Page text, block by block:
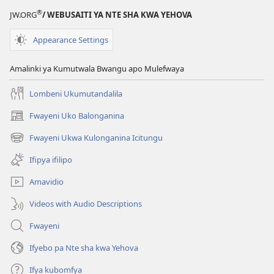
Cinshi
JW.ORG®/ WEBUSAITI YA NTE SHA KWA YEHOVA
Appearance Settings
Amalinki ya Kumutwala Bwangu apo Mulefwaya
Lombeni Ukumutandalila
Fwayeni Uko Balonganina
(yalaisula
na
imbi)
Fwayeni Ukwa Kulonganina Icitungu
(yalaisula
na
imbi)
Ifipya ifilipo
Amavidio
Videos with Audio Descriptions
Fwayeni
Ifyebo pa Nte sha kwa Yehova
Ifya kubomfya